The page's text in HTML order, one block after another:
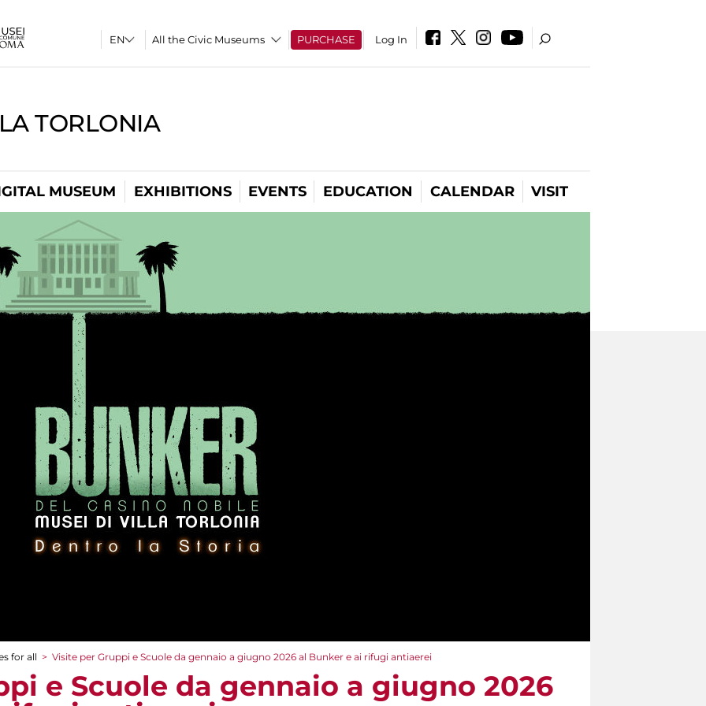
All the Civic Museums PURCHASE Log In
TORLONIA
MUSEUM EXHIBITIONS EVENTS EDUCATION CALENDAR VISIT
for all > Visite per Gruppi e Scuole da gennaio a giugno 2026 al Bunker e ai rifugi antiaerei
e Scuole da gennaio a giugno 2026